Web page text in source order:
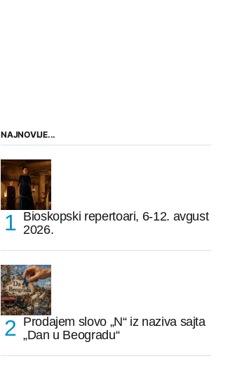
NAJNOVIJE...
Bioskopski repertoari, 6-12. avgust
2026.
Prodajem slovo „N“ iz naziva sajta
„Dan u Beogradu“